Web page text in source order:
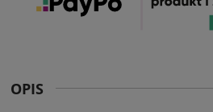
OPIS